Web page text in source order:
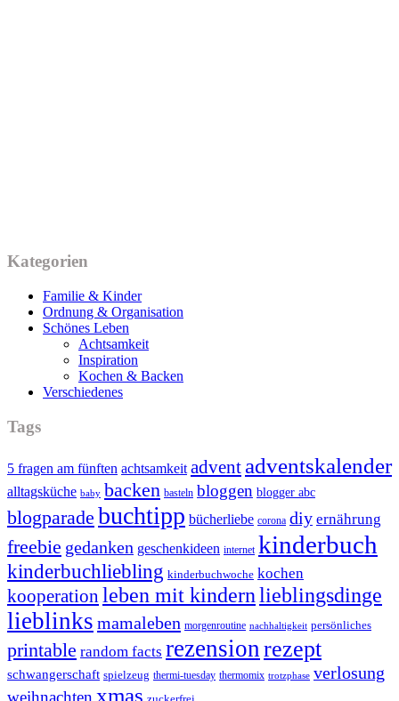
Kategorien
Familie & Kinder
Ordnung & Organisation
Schönes Leben
Achtsamkeit
Inspiration
Kochen & Backen
Verschiedenes
Tags
5 fragen am fünften achtsamkeit advent adventskalender
alltagsküche baby backen basteln bloggen blogger abc
blogparade buchtipp bücherliebe corona diy ernährung
freebie gedanken geschenkideen internet kinderbuch
kinderbuchliebling kinderbuchwoche kochen
kooperation leben mit kindernlieblingsdinge
lieblinks mamaleben morgenroutine nachhaltigkeit persönliches
printable random facts rezensionrezept
schwangerschaft spielzeug thermi-tuesday thermomix trotzphase verlosung
xmas